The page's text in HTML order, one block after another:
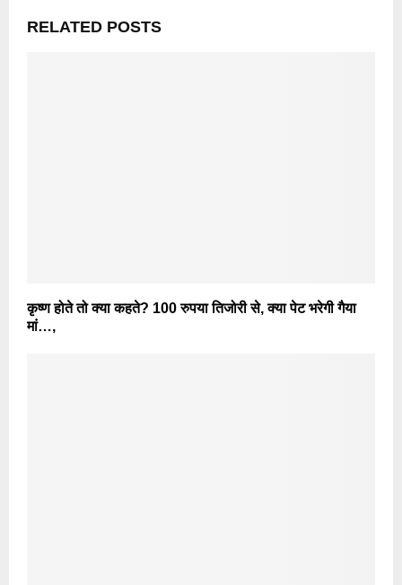
RELATED POSTS
कृष्ण होते तो क्या कहते? 100 रुपया तिजोरी से, क्या पेट भरेगी गैया
मां…,